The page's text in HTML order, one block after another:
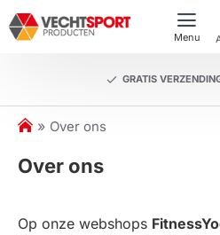
GRATIS
h
m
Over ons
Over ons
Op onze webshops